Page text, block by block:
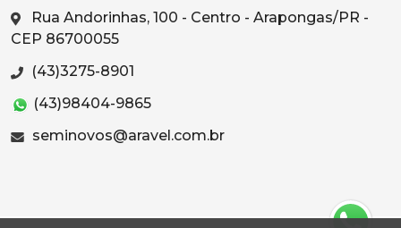
Rua Andorinhas, 100 - Centro - Arapongas/PR -
CEP 86700055
(43)3275-8901
(43)98404-9865
seminovos@aravel.com.br